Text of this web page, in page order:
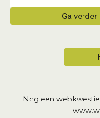
Ga verder
Nog een